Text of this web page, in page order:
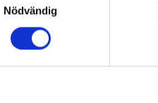
Nödvändig